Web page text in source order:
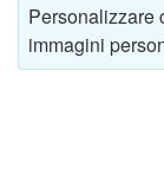
Cartoline
Personalizzare
immagini